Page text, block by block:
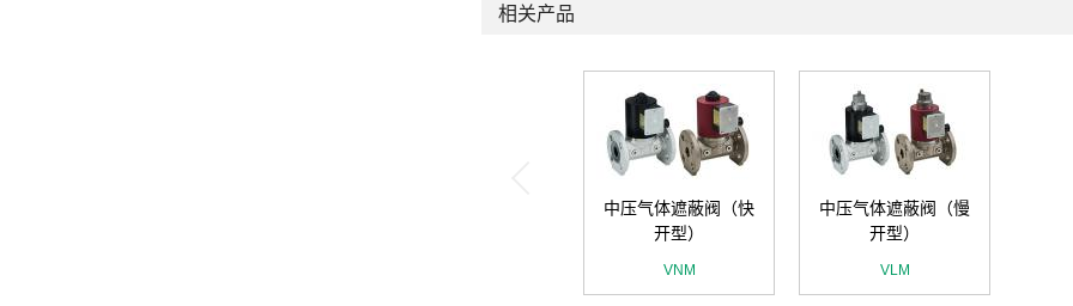
相关产品
中压气体遮蔽阀（快
开型）
VNM
中压气体遮蔽阀（慢
开型）
VLM